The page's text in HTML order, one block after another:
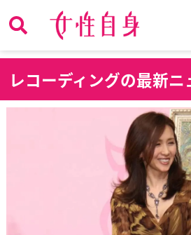
レコーディングの最新ニ